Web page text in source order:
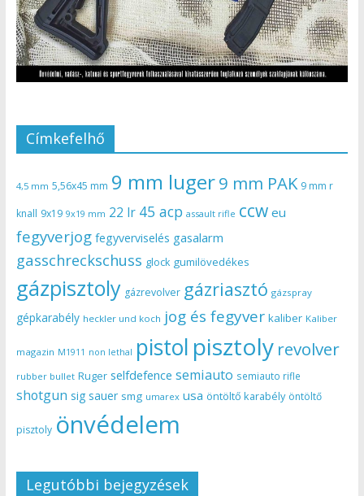
Címkefelhő
4,5 mm 5,56x45 mm 9 mm luger9 mm PAK 9 mm r
knall 9x19 9x19 mm 22 lr 45 acp assault rifle ccw eu
fegyverjog fegyverviselés gasalarm
gasschreckschuss glock gumilövedékes
gázpisztoly gázrevolver gázriasztó gázspray
gépkarabély heckler und koch jog és fegyver kaliber Kaliber
magazin M1911 non lethal pistol pisztoly revolver
rubber bullet Ruger selfdefence semiauto semiauto rifle
shotgun sig sauer smg umarex usa öntöltő karabély öntöltő
pisztoly önvédelem
Legutóbbi bejegyzések